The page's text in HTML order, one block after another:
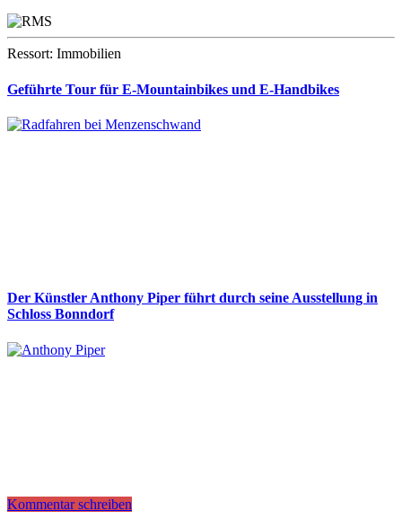
Ressort: Immobilien
Geführte Tour für E-Mountainbikes und E-Handbikes
Der Künstler Anthony Piper führt durch seine Ausstellung in
Schloss Bonndorf
Kommentar schreiben